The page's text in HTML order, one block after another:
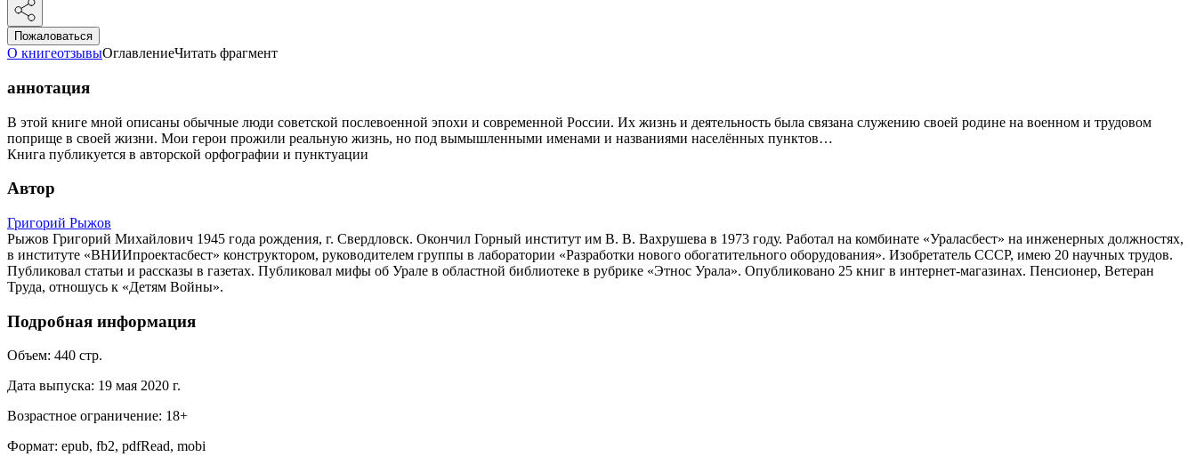
Пожаловаться
О книгеотзывыОглавлениеЧитать фрагмент
аннотация
В этой книге мной описаны обычные люди советской послевоенной эпохи и современной России. Их жизнь и деятельность была связана служению своей родине на военном и трудовом
поприще в своей жизни. Мои герои прожили реальную жизнь, но под вымышленными именами и названиями населённых пунктов…
Книга публикуется в авторской орфографии и пунктуации
Автор
Григорий Рыжов
Рыжов Григорий Михайлович 1945 года рождения, г. Свердловск. Окончил Горный институт им В. В. Вахрушева в 1973 году. Работал на комбинате «Ураласбест» на инженерных должностях,
в институте «ВНИИпроектасбест» конструктором, руководителем группы в лаборатории «Разработки нового обогатительного оборудования». Изобретатель СССР, имею 20 научных трудов.
Публиковал статьи и рассказы в газетах. Публиковал мифы об Урале в областной библиотеке в рубрике «Этнос Урала». Опубликовано 25 книг в интернет-магазинах. Пенсионер, Ветеран
Труда, отношусь к «Детям Войны».
Подробная информация
Объем: 440 стр.
Дата выпуска: 19 мая 2020 г.
Возрастное ограничение: 18+
Формат: epub, fb2, pdfRead, mobi